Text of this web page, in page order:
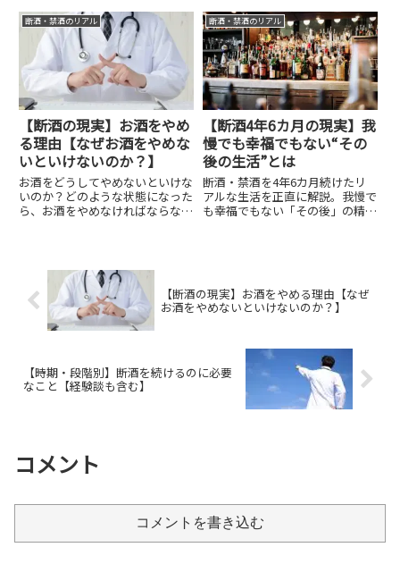
から、無理なく続く考え方を整理
しました。
験をもとにまとめました。
断酒・禁酒のリアル
【断酒の現実】お酒をやめ
る理由【なぜお酒をやめな
いといけないのか？】
お酒をどうしてやめないといけな
いのか？どのような状態になった
ら、お酒をやめなければならない
とを考えるための判断方法につい
て解説します。
断酒・禁酒のリアル
【断酒4年6カ月の現実】我
慢でも幸福でもない“その
後の生活”とは
断酒・禁酒を4年6カ月続けたリ
アルな生活を正直に解説。我慢で
も幸福でもない「その後」の精神
【断酒の現実】お酒をやめる理由【なぜ
お酒をやめないといけないのか？】
【時期・段階別】断酒を続けるのに必要
なこと【経験談も含む】
コメント
コメントを書き込む